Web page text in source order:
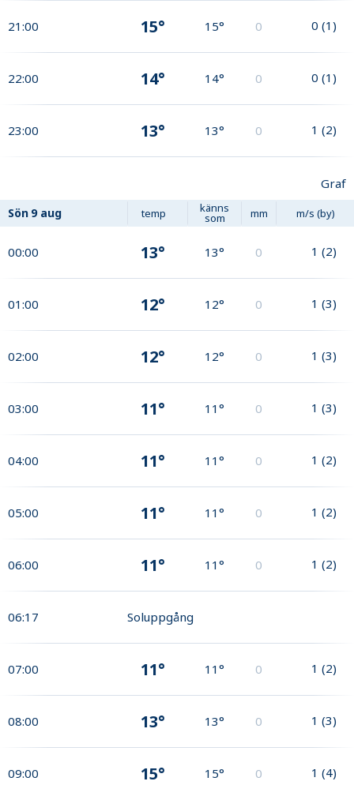
21:00 15° 15° 0 0 (1)
22:00 14° 14° 0 0 (1)
23:00 13° 13° 0 1 (2)
Graf
Sön 9 aug temp känns
som mm m/s (by)
00:00 13° 13° 0 1 (2)
01:00 12° 12° 0 1 (3)
02:00 12° 12° 0 1 (3)
03:00 11° 11° 0 1 (3)
04:00 11° 11° 0 1 (2)
05:00 11° 11° 0 1 (2)
06:00 11° 11° 0 1 (2)
06:17 Soluppgång
07:00 11° 11° 0 1 (2)
08:00 13° 13° 0 1 (3)
09:00 15° 15° 0 1 (4)